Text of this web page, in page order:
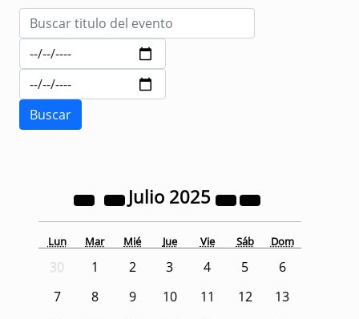
Julio 2025
Lun Mar Mié Jue Vie Sáb Dom
30 1 2 3 4 5
6
7
8 9 10 11 12
13